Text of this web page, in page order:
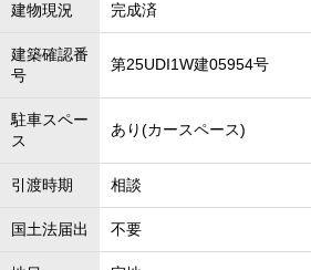
建物現況 完成済
建築確認番
号
第25UDI1W建05954号
駐車スペー
ス
あり(カースペース)
引渡時期 相談
国土法届出 不要